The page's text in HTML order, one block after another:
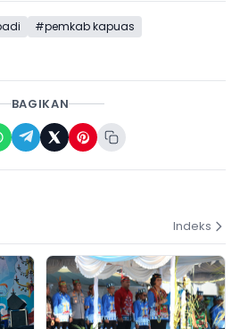
#pemkab kapuas
BAGIKAN
Indeks